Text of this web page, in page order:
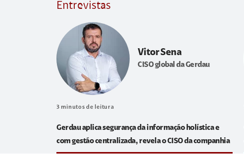
Entrevistas
Vitor Sena
CISO global da Gerdau
3 minutos de leitura
Gerdau aplica segurança da informação holística e
com gestão centralizada, revela o CISO da companhia